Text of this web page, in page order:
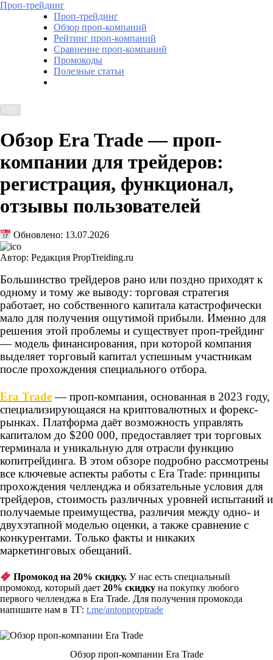
Проп-трейдинг
Проп-трейдинг
Обзор проп-компаний
Рейтинг проп-компаний
Сравнение проп-компаний
Промокоды
Полезные статьи
Обзор Era Trade — проп-
компании для трейдеров:
регистрация, функционал,
отзывы пользователей
Обновлено: 13.07.2026
Автор: Редакция PropTreiding.ru
Большинство трейдеров рано или поздно приходят к
одному и тому же выводу: торговая стратегия
работает, но собственного капитала катастрофически
мало для получения ощутимой прибыли. Именно для
решения этой проблемы и существует проп-трейдинг
— модель финансирования, при которой компания
выделяет торговый капитал успешным участникам
после прохождения специального отбора.
Era Trade— проп-компания, основанная в 2023 году,
специализирующаяся на криптовалютных и форекс-
рынках. Платформа даёт возможность управлять
капиталом до $200 000, предоставляет три торговых
терминала и уникальную для отрасли функцию
копитрейдинга. В этом обзоре подробно рассмотрены
все ключевые аспекты работы с Era Trade: принципы
прохождения челленджа и обязательные условия для
трейдеров, стоимость различных уровней испытаний и
получаемые преимущества, различия между одно- и
двухэтапной моделью оценки, а также сравнение с
конкурентами. Только факты и никаких
маркетинговых обещаний.
Промокод на 20% скидку. У нас есть специальный
промокод, который дает 20% скидку на покупку любого
первого челленджа в Era Trade. Для получения промокода
напишите нам в ТГ: t.me/antonproptrade
Обзор проп-компании Era Trade